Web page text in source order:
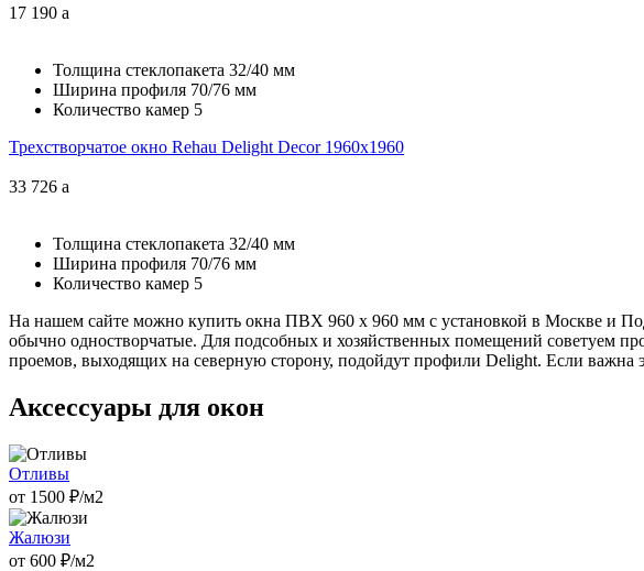
17 190 a
Толщина стеклопакета 32/40 мм
Ширина профиля 70/76 мм
Количество камер 5
Трехстворчатое окно Rehau Delight Decor 1960x1960
33 726 a
Толщина стеклопакета 32/40 мм
Ширина профиля 70/76 мм
Количество камер 5
На нашем сайте можно купить окна ПВХ 960 х 960 мм с установкой в Москве и
обычно одностворчатые. Для подсобных и хозяйственных помещений советуем
проемов, выходящих на северную сторону, подойдут профили Delight. Если важна
Аксессуары для окон
Отливы
от 1500 ₽/м2
Жалюзи
от 600 ₽/м2